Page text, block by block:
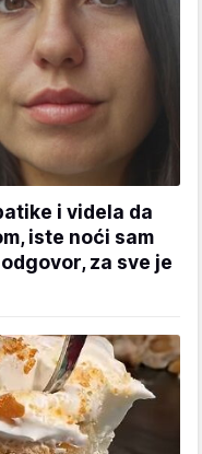
i videla da
iste noći sam
za sve je